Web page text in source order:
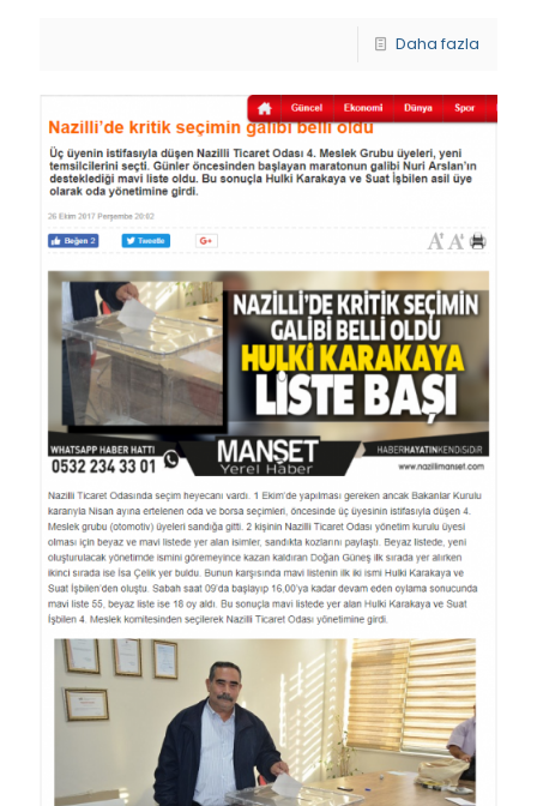
Daha fazla